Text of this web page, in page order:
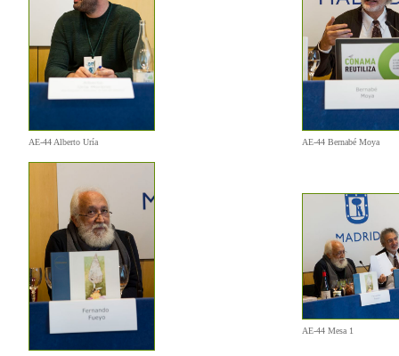
AE-44 Alberto Uría AE-44 Bernabé Moya
AE-44 Mesa 1